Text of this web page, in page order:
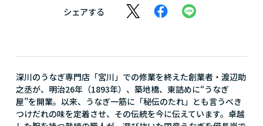
シェアする
深川のうなぎ専門店「宮川」での修業を終えた創業者・渡辺助
之丞が、明治26年（1893年）、築地橋、東詰めに“うなぎ
屋”を開業。以来、うなぎ一筋に「秘伝のたれ」とも言うべき
つけだれの味を定着させ、その伝統を今に伝えています。卓越